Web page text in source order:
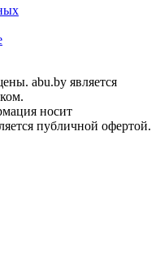
abu.by является
носит
публичной офертой.